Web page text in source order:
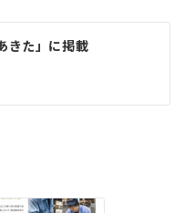
きた」に掲載